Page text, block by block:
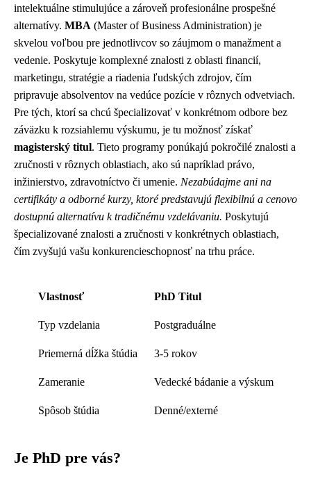
intelektuálne stimulujúce a zároveň profesionálne prospešné
alternatívy. MBA (Master of Business Administration) je
skvelou voľbou pre jednotlivcov so záujmom o manažment a
vedenie. Poskytuje komplexné znalosti z oblasti financií,
marketingu, stratégie a riadenia ľudských zdrojov, čím
pripravuje absolventov na vedúce pozície v rôznych odvetviach.
Pre tých, ktorí sa chcú špecializovať v konkrétnom odbore bez
záväzku k rozsiahlemu výskumu, je tu možnosť získať
magisterský titul. Tieto programy ponúkajú pokročilé znalosti a
zručnosti v rôznych oblastiach, ako sú napríklad právo,
inžinierstvo, zdravotníctvo či umenie. Nezabúdajme ani na
certifikáty a odborné kurzy, ktoré predstavujú flexibilnú a cenovo
dostupnú alternatívu k tradičnému vzdelávaniu. Poskytujú
špecializované znalosti a zručnosti v konkrétnych oblastiach,
čím zvyšujú vašu konkurencieschopnosť na trhu práce.
Vlastnosť PhD Titul
Typ vzdelania Postgraduálne
Priemerná dĺžka štúdia 3-5 rokov
Zameranie Vedecké bádanie a výskum
Spôsob štúdia Denné/externé
Je PhD pre vás?